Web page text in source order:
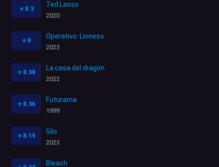
⭐ 8.3
Ted Lasso
2020
⭐ 8
Operativo: Lioness
2023
⭐ 8.38
La casa del dragón
2022
⭐ 8.36
Futurama
1999
⭐ 8.19
Silo
2023
Bleach